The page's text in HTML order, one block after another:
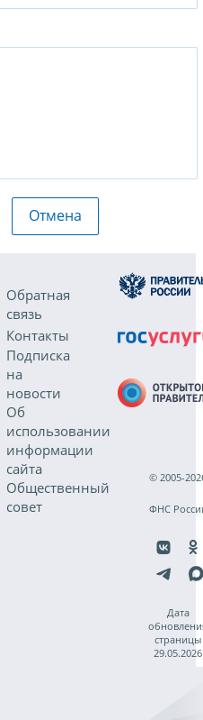
Отмена
Обратная
связь
Контакты
Подписка
на
новости
Об
использовании
информации
сайта
Общественный
совет
© 2005-
ФНС
Дата
страницы
29.05.2026